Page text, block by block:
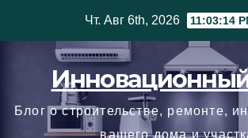
Чт. Авг 6th, 2026 11:03:15
Блог о строительстве, ремонте,
вашего дома и